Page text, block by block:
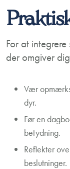
For at
der omgiver
Vær
dyr.
Før en
betydning.
Reflekter
beslutninger.